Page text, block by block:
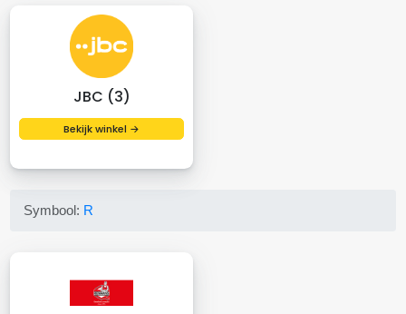
JBC (3)
Bekijk winkel →
Symbool: R